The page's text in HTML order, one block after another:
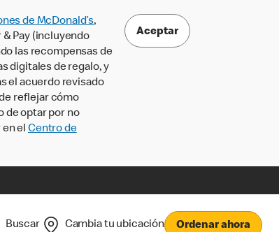
de McDonald’s,
Pay (incluyendo
las recompensas de
digitales de regalo, y
el acuerdo revisado
reflejar cómo
de optar por no
el Centro de
Aceptar
Buscar Cambia tu ubicación Ordenar ahora